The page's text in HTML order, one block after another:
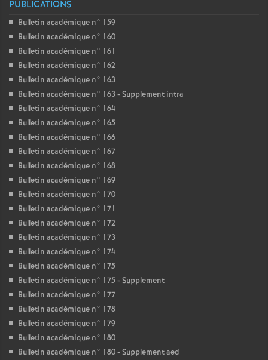
PUBLICATIONS
Bulletin académique n° 159
Bulletin académique n° 160
Bulletin académique n° 161
Bulletin académique n° 162
Bulletin académique n° 163
Bulletin académique n° 163 - Supplement intra
Bulletin académique n° 164
Bulletin académique n° 165
Bulletin académique n° 166
Bulletin académique n° 167
Bulletin académique n° 168
Bulletin académique n° 169
Bulletin académique n° 170
Bulletin académique n° 171
Bulletin académique n° 172
Bulletin académique n° 173
Bulletin académique n° 174
Bulletin académique n° 175
Bulletin académique n° 175 - Supplement
Bulletin académique n° 177
Bulletin académique n° 178
Bulletin académique n° 179
Bulletin académique n° 180
Bulletin académique n° 180 - Supplement aed